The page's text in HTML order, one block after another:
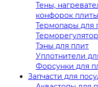
Тены,
конфорок плиты
Термопары для
Тэны для плит
Уплотнители
Форсунки для
Запчасти для